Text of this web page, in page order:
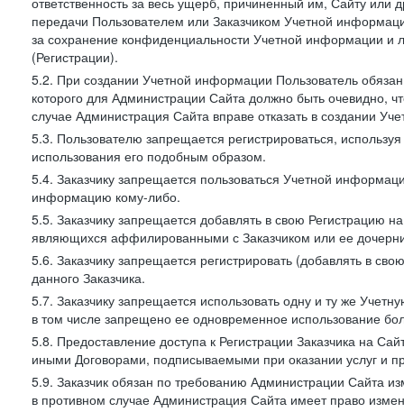
передачи Пользователем или Заказчиком Учетной
за сохранение конфиденциальности Учетной информации
(Регистрации).
5.2. При создании Учетной информации Пользователь
которого для Администрации Сайта должно быть очевидно,
случае Администрация Сайта вправе отказать в создании
5.3. Пользователю запрещается регистрироваться,
использования его подобным образом.
5.4. Заказчику запрещается пользоваться Учетной
информацию кому-либо.
5.5. Заказчику запрещается добавлять в свою Регистрацию
являющихся аффилированными с Заказчиком или ее
5.6. Заказчику запрещается регистрировать (добавлять в
данного Заказчика.
5.7. Заказчику запрещается использовать одну и ту же
в том числе запрещено ее одновременное использование
5.8. Предоставление доступа к Регистрации Заказчика на
иными Договорами, подписываемыми при оказании услуг и
5.9. Заказчик обязан по требованию Администрации Сайта
в противном случае Администрация Сайта имеет право